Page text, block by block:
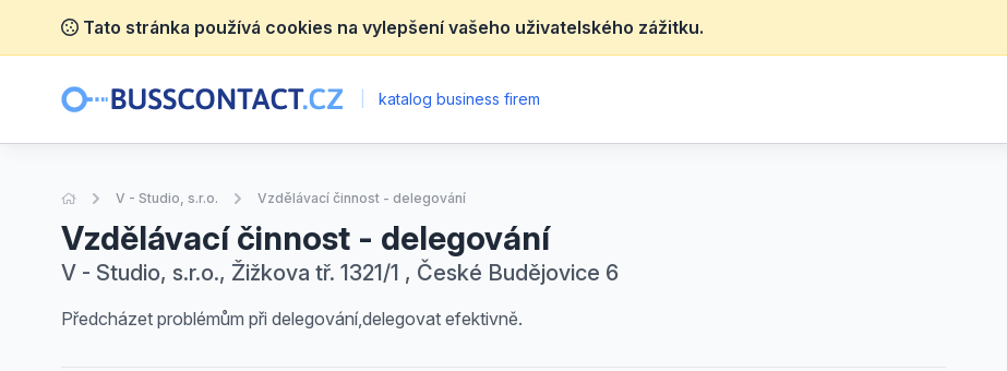
Tato stránka používá cookies na vylepšení vašeho uživatelského zážitku.
katalog business firem
Úvodní stránka
V - Studio, s.r.o. Vzdělávací činnost - delegování
Vzdělávací činnost - delegování
V - Studio, s.r.o., Žižkova tř. 1321/1 , České Budějovice 6
Předcházet problémům při delegování,delegovat efektivně.